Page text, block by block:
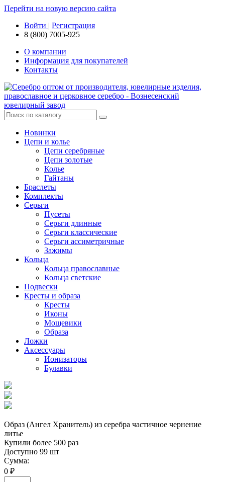
Перейти на новую версию сайта
Войти | Регистрация
8 (800) 7005-925
О компании
Информация для покупателей
Контакты
Новинки
Цепи и колье
Цепи серебряные
Цепи золотые
Колье
Гайтаны
Браслеты
Комплекты
Серьги
Пусеты
Серьги длинные
Серьги классические
Серьги ассиметричные
Зажимы
Кольца
Кольца православные
Кольца светские
Подвески
Кресты и образа
Кресты
Иконы
Мощевики
Образа
Ложки
Аксессуары
Ионизаторы
Булавки
Образ (Ангел Хранитель) из серебра частичное чернение
литье
Купили более 500 раз
Доступно 99 шт
Сумма:
0 ₽